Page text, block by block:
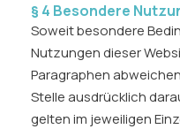
§ 4 Besondere
Soweit besondere
Nutzungen dieser
Paragraphen
Stelle ausdrücklich
gelten im jeweiligen